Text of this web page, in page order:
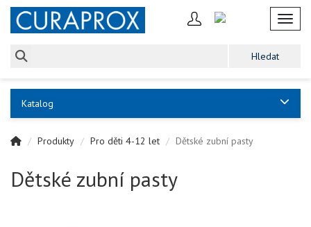
Katalog
Produkty Pro děti 4-12 let Dětské zubní pasty
Dětské zubní pasty